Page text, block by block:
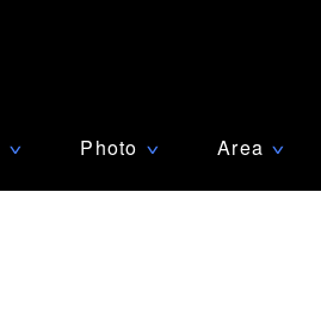
∨ Photo ∨ Area ∨